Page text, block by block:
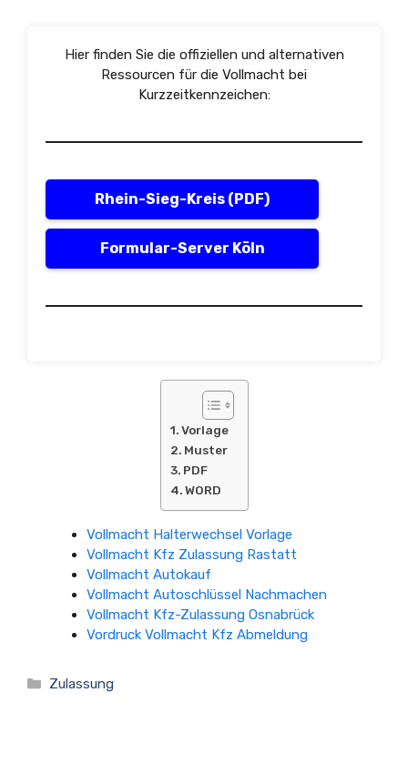
Hier finden Sie die offiziellen und alternativen
Ressourcen für die Vollmacht bei
Kurzzeitkennzeichen:
Rhein-Sieg-Kreis (PDF)
Formular-Server Köln
Vorlage
Muster
PDF
WORD
Vollmacht Halterwechsel Vorlage
Vollmacht Kfz Zulassung Rastatt
Vollmacht Autokauf
Vollmacht Autoschlüssel Nachmachen
Vollmacht Kfz-Zulassung Osnabrück
Vordruck Vollmacht Kfz Abmeldung
Kategorien
Zulassung